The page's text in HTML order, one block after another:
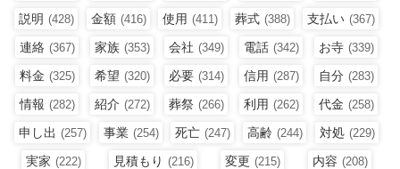
説明 (428) 金額 (416) 使用 (411) 葬式 (388) 支払い (367)
連絡 (367) 家族 (353) 会社 (349) 電話 (342) お寺 (339)
料金 (325) 希望 (320) 必要 (314) 信用 (287) 自分 (283)
情報 (282) 紹介 (272) 葬祭 (266) 利用 (262) 代金 (258)
申し出 (257) 事業 (254) 死亡 (247) 高齢 (244) 対処 (229)
実家 (222) 見積もり (216) 変更 (215) 内容 (208)